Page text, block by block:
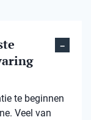
te beginnen
Veel van